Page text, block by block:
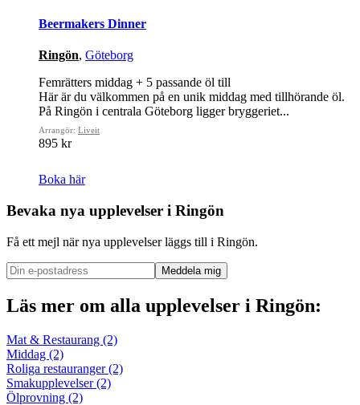
Beermakers Dinner
Ringön, Göteborg
Femrätters middag + 5 passande öl till
Här är du välkommen på en unik middag med tillhörande öl.
På Ringön i centrala Göteborg ligger bryggeriet...
Arrangör: Liveit
895 kr
Boka här
Bevaka nya upplevelser i Ringön
Få ett mejl när nya upplevelser läggs till i Ringön.
Meddela mig
Läs mer om alla upplevelser i Ringön:
Mat & Restaurang (2)
Middag (2)
Roliga restauranger (2)
Smakupplevelser (2)
Ölprovning (2)